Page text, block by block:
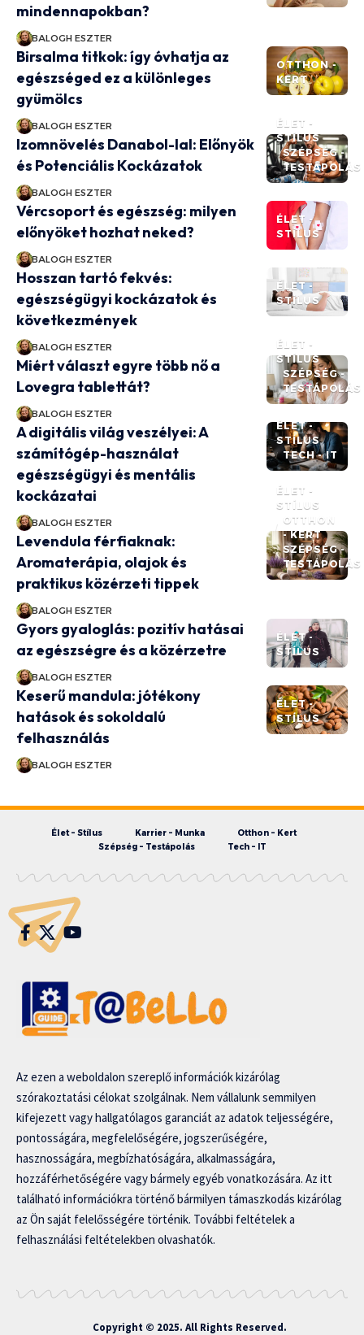
mindennapokban?
BALOGH ESZTER
OTTHON -
KERT
Birsalma titkok: így óvhatja az
egészséged ez a különleges
gyümölcs
BALOGH ESZTER
ÉLET -
STÍLUS
SZÉPSÉG -
TESTÁPOLÁS
Izomnövelés Danabol-lal: Előnyök
és Potenciális Kockázatok
BALOGH ESZTER
ÉLET -
STÍLUS
Vércsoport és egészség: milyen
előnyöket hozhat neked?
BALOGH ESZTER
ÉLET -
STÍLUS
Hosszan tartó fekvés:
egészségügyi kockázatok és
következmények
BALOGH ESZTER
ÉLET -
STÍLUS
SZÉPSÉG -
TESTÁPOLÁS
Miért választ egyre több nő a
Lovegra tablettát?
BALOGH ESZTER
ÉLET -
STÍLUS
TECH - IT
A digitális világ veszélyei: A
számítógép-használat
egészségügyi és mentális
kockázatai
BALOGH ESZTER
ÉLET -
STÍLUS
OTTHON
- KERT
SZÉPSÉG -
TESTÁPOLÁS
Levendula férfiaknak:
Aromaterápia, olajok és
praktikus közérzeti tippek
BALOGH ESZTER
ÉLET -
STÍLUS
Gyors gyaloglás: pozitív hatásai
az egészségre és a közérzetre
BALOGH ESZTER
ÉLET -
STÍLUS
Keserű mandula: jótékony
hatások és sokoldalú
felhasználás
BALOGH ESZTER
Élet – Stílus Karrier – Munka
Otthon – Kert
Szépség – Testápolás
Tech – IT
Az ezen a weboldalon szereplő információk kizárólag
szórakoztatási célokat szolgálnak. Nem vállalunk semmilyen
kifejezett vagy hallgatólagos garanciát az adatok teljességére,
pontosságára, megfelelőségére, jogszerűségére,
hasznosságára, megbízhatóságára, alkalmasságára,
hozzáférhetőségére vagy bármely egyéb vonatkozására. Az itt
található információkra történő bármilyen támaszkodás kizárólag
az Ön saját felelősségére történik. További feltételek a
felhasználási feltételekben olvashatók.
Copyright © 2025. All Rights Reserved.